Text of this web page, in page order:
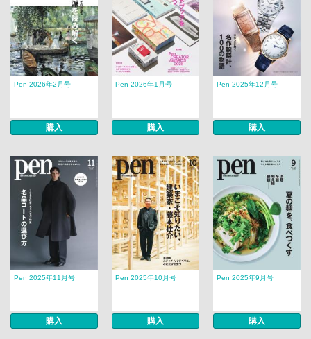
Pen 2026年2月号
購入
Pen 2026年1月号
購入
Pen 2025年12月号
購入
Pen 2025年11月号
購入
Pen 2025年10月号
購入
Pen 2025年9月号
購入